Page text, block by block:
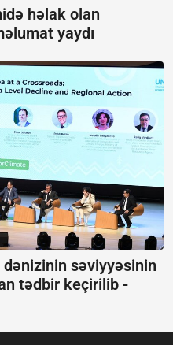
həlak olan
yaydı
səviyyəsinin
tədbir keçirilib -